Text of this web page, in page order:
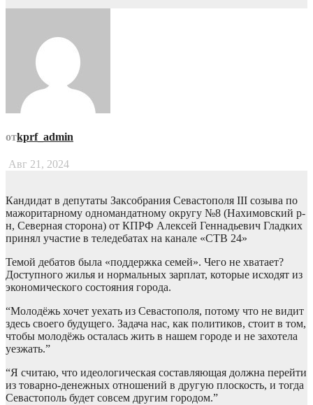
отkprf_admin
Авг 21, 2024
Кандидат в депутаты Заксобрания Севастополя III созыва по
мажоритарному одномандатному округу №8 (Нахимовский р-
н, Северная сторона) от КПРФ Алексей Геннадьевич Гладких
принял участие в теледебатах на канале «СТВ 24»
Темой дебатов была «поддержка семей». Чего не хватает?
Доступного жилья и нормальных зарплат, которые исходят из
экономического состояния города.
“Молодёжь хочет уехать из Севастополя, потому что не видит
здесь своего будущего. Задача нас, как политиков, стоит в том,
чтобы молодёжь осталась жить в нашем городе и не захотела
уезжать.”
“Я считаю, что идеологическая составляющая должна перейти
из товарно-денежных отношений в другую плоскость, и тогда
Севастополь будет совсем другим городом.”